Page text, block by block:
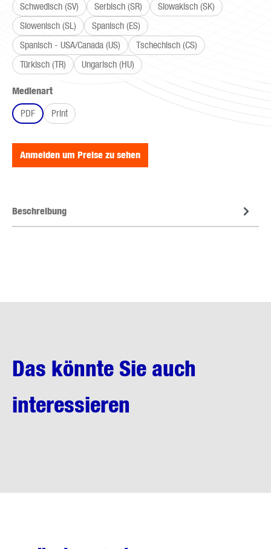
Schwedisch (SV)
Serbisch (SR)
Slowakisch (SK)
Slowenisch (SL)
Spanisch (ES)
Spanisch - USA/Canada (US)
Tschechisch (CS)
Türkisch (TR)
Ungarisch (HU)
Medienartauswählen
PDF
Print
Anmelden um Preise zu sehen
Beschreibung
Das könnte Sie auch
interessieren